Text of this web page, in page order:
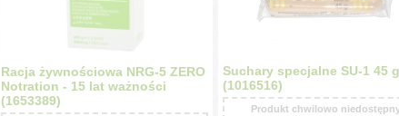
Racja żywnościowa NRG-5 ZERO
Notration - 15 lat ważności
(1653389)
Suchary specjalne SU-1 45 g
(1016516)
Produkt chwilowo